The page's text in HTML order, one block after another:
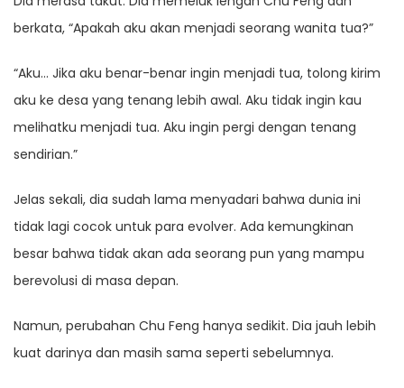
berkata, “Apakah aku akan menjadi seorang wanita tua?”
“Aku… Jika aku benar-benar ingin menjadi tua, tolong kirim
aku ke desa yang tenang lebih awal. Aku tidak ingin kau
melihatku menjadi tua. Aku ingin pergi dengan tenang
sendirian.”
Jelas sekali, dia sudah lama menyadari bahwa dunia ini
tidak lagi cocok untuk para evolver. Ada kemungkinan
besar bahwa tidak akan ada seorang pun yang mampu
berevolusi di masa depan.
Namun, perubahan Chu Feng hanya sedikit. Dia jauh lebih
kuat darinya dan masih sama seperti sebelumnya.